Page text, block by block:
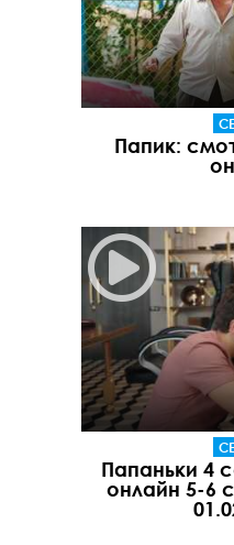
Папик:
Папаньки 4
онлайн 5-6